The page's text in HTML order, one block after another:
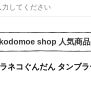
kodomoe shop 人気商品